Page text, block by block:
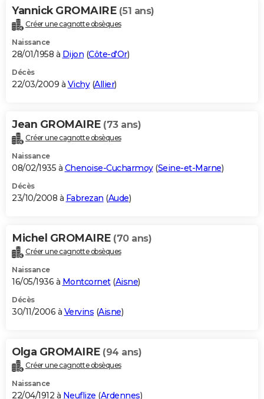
Yannick GROMAIRE (51 ans)
Créer une cagnotte obsèques
Naissance
28/01/1958 à Dijon (Côte-d'Or)
Décès
22/03/2009 à Vichy(Allier)
Jean GROMAIRE (73 ans)
Créer une cagnotte obsèques
Naissance
08/02/1935 à Chenoise-Cucharmoy(Seine-et-Marne)
Décès
23/10/2008 à Fabrezan (Aude)
Michel GROMAIRE (70 ans)
Créer une cagnotte obsèques
Naissance
16/05/1936 à Montcornet(Aisne)
Décès
30/11/2006 à Vervins (Aisne)
Olga GROMAIRE (94 ans)
Créer une cagnotte obsèques
Naissance
22/04/1912 à Neuflize (Ardennes)